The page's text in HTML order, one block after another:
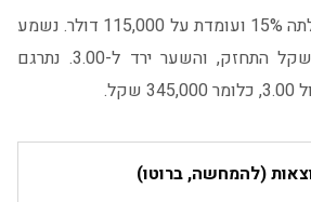
עכשיו נניח שהמניה עלתה 15% ועומדת על 115,000 דולר. נשמע
מצוין. אבל בינתיים השקל התחזק, והשער ירד ל-3.00. נתרגם
(להמחשה, ברוטו)